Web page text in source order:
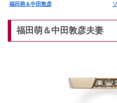
福田萌＆中田敦彦
福田萌＆中田敦彦夫妻